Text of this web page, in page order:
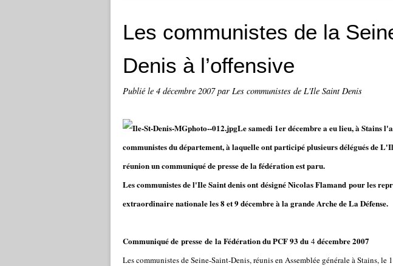
Les communistes de la
Denis à l’offensive
Publié le 4 décembre 2007par Les communistes de L'Ile Saint Denis
Le samedi 1er décembre a eu lieu, à Stains
communistes du département, à laquelle ont participé plusieurs délégués de
réunion un communiqué de presse de la fédération est paru.
Les communistes de l'Ile Saint denis ont désigné Nicolas Flamand pour les
extraordinaire nationale les 8 et 9 décembre à la grande Arche de La Défense.
Communiqué de presse de la Fédération du PCF 93 du 4décembre 2007
Les communistes de Seine-Saint-Denis, réunis en Assemblée générale à Stains, le